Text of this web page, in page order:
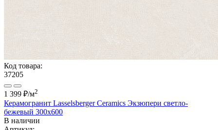
Код товара:
37205
1 399 ₽/м2
Керамогранит Lasselsberger Ceramics Экзюпери светло-
бежевый 300x600
В наличии